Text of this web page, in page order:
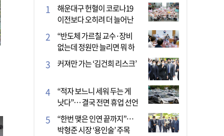
해운대구 헌혈이 코로나19
이전보다 오히려 더 늘어난
이유는?
“반도체 가르칠 교수·장비
없는데 정원만 늘리면 뭐 하
나”
커져만 가는 ‘김건희 리스크’
“적자 보느니 세워 두는 게
낫다”… 결국 전면 휴업 선언
한 택시회사
“한번 맺은 인연 끝까지”…
박형준 시장 ‘용인술’ 주목